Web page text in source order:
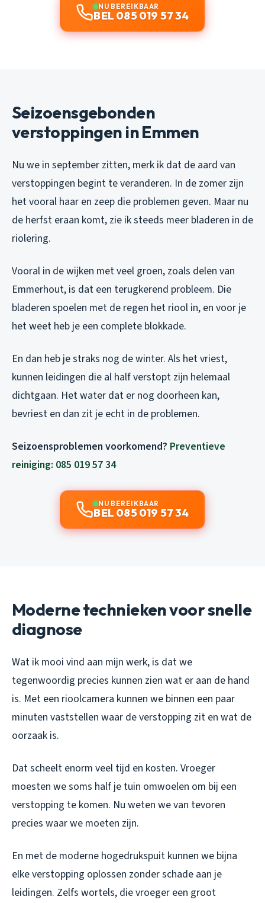
NU BEREIKBAAR
BEL 085 019 57 34
Seizoensgebonden
verstoppingen in Emmen
Nu we in september zitten, merk ik dat de aard van
verstoppingen begint te veranderen. In de zomer zijn
het vooral haar en zeep die problemen geven. Maar nu
de herfst eraan komt, zie ik steeds meer bladeren in de
riolering.
Vooral in de wijken met veel groen, zoals delen van
Emmerhout, is dat een terugkerend probleem. Die
bladeren spoelen met de regen het riool in, en voor je
het weet heb je een complete blokkade.
En dan heb je straks nog de winter. Als het vriest,
kunnen leidingen die al half verstopt zijn helemaal
dichtgaan. Het water dat er nog doorheen kan,
bevriest en dan zit je echt in de problemen.
Seizoensproblemen voorkomend? Preventieve
reiniging: 085 019 57 34
NU BEREIKBAAR
BEL 085 019 57 34
Moderne technieken voor snelle
diagnose
Wat ik mooi vind aan mijn werk, is dat we
tegenwoordig precies kunnen zien wat er aan de hand
is. Met een rioolcamera kunnen we binnen een paar
minuten vaststellen waar de verstopping zit en wat de
oorzaak is.
Dat scheelt enorm veel tijd en kosten. Vroeger
moesten we soms half je tuin omwoelen om bij een
verstopping te komen. Nu weten we van tevoren
precies waar we moeten zijn.
En met de moderne hogedrukspuit kunnen we bijna
elke verstopping oplossen zonder schade aan je
leidingen. Zelfs wortels, die vroeger een groot